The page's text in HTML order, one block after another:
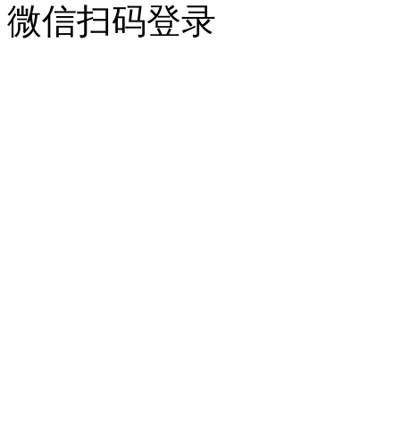
微信扫码登录